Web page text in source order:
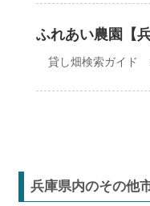
ふれあい農園【
貸し畑検索ガイド
兵庫県内のその他